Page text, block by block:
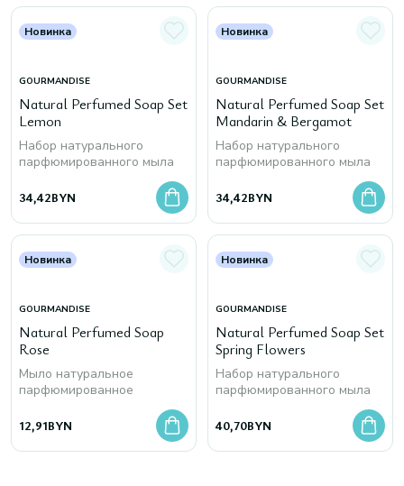
Новинка
GOURMANDISE
Natural Perfumed Soap Set
Lemon
Набор натурального
парфюмированного мыла
34,42BYN
Новинка
GOURMANDISE
Natural Perfumed Soap Set
Mandarin & Bergamot
Набор натурального
парфюмированного мыла
34,42BYN
Новинка
GOURMANDISE
Natural Perfumed Soap
Rose
Мыло натуральное
парфюмированное
12,91BYN
Новинка
GOURMANDISE
Natural Perfumed Soap Set
Spring Flowers
Набор натурального
парфюмированного мыла
40,70BYN